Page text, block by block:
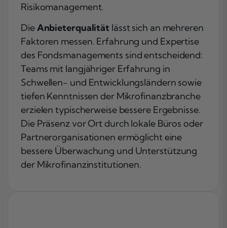
Risikomanagement.
DieAnbieterqualität lässt sich an mehreren
Faktoren messen. Erfahrung und Expertise
des Fondsmanagements sind entscheidend:
Teams mit langjähriger Erfahrung in
Schwellen- und Entwicklungsländern sowie
tiefen Kenntnissen der Mikrofinanzbranche
erzielen typischerweise bessere Ergebnisse.
Die Präsenz vor Ort durch lokale Büros oder
Partnerorganisationen ermöglicht eine
bessere Überwachung und Unterstützung
der Mikrofinanzinstitutionen.